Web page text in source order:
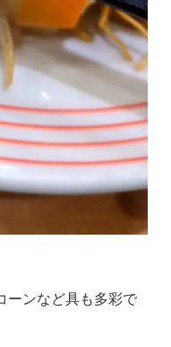
ーンなど具も多彩で